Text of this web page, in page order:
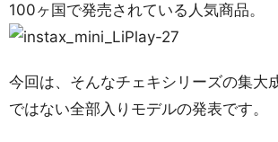
100ヶ国で発売されている人気商品。
今回は、そんなチェキシリーズの集大
ではない全部入りモデルの発表です。